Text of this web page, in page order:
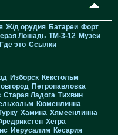
Ж/д орудия Батареи Форт
Лошадь TM-3-12 Музеи
Где это Ссылки
Изборск Кексгольм
Петропавловка
Старая Ладога Тихвин
Кюменлинна
Хамина Хямеенлинна
Хегра
Иерусалим Кесария